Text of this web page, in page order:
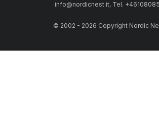
info@nordicnest.it, Tel.
© 2002 - 2026 Copyright Nordic